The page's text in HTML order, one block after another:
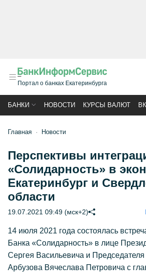
Портал о банках Екатеринбурга
БАНКИ НОВОСТИ КУРСЫ ВАЛЮТ
Главная Новости
Перспективы
«Солидарность» в
Екатеринбург и
области
19.07.2021 09:49 (мск+2)
14 июля 2021 года состоялась
Банка «Солидарность» в лице
Сергея Васильевича и
Арбузова Вячеслава Петровича с